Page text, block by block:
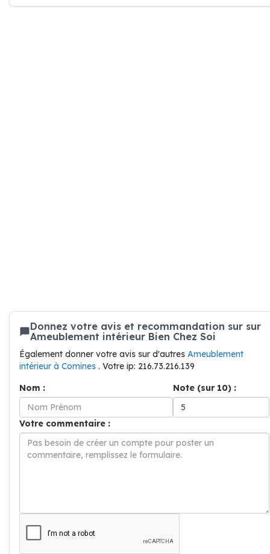
Donnez votre avis et recommandation sur sur
Ameublement intérieur Bien Chez Soi
Également donner votre avis sur d'autres Ameublement
intérieur à Comines . Votre ip: 216.73.216.139
Nom :
Note (sur 10) :
Votre commentaire :